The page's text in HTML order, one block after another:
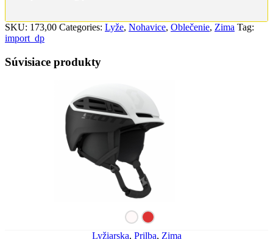
SKU: 173,00 Categories: Lyže, Nohavice, Oblečenie, Zima Tag:
import_dp
Súvisiace produkty
Lyžiarska, Prilba, Zima